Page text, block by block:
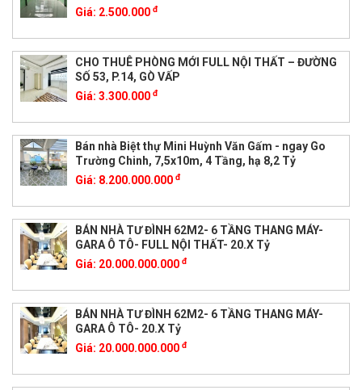
Giá: 2.500.000 đ
CHO THUÊ PHÒNG MỚI FULL NỘI THẤT – ĐƯỜNG
SỐ 53, P.14, GÒ VẤP
Giá: 3.300.000 đ
Bán nhà Biệt thự Mini Huỳnh Văn Gấm - ngay Go
Trường Chinh, 7,5x10m, 4 Tầng, hạ 8,2 Tỷ
Giá: 8.200.000.000 đ
BÁN NHÀ TƯ ĐÌNH 62M2- 6 TẦNG THANG MÁY-
GARA Ô TÔ- FULL NỘI THẤT- 20.X Tỷ
Giá: 20.000.000.000 đ
BÁN NHÀ TƯ ĐÌNH 62M2- 6 TẦNG THANG MÁY-
GARA Ô TÔ- 20.X Tỷ
Giá: 20.000.000.000 đ